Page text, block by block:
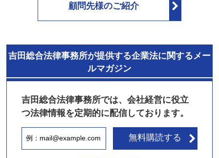
顧問先様のご紹介
吉田総合法律事務所が提供する企業法に関するメー
ルマガジン
吉田総合法律事務所では、会社経営に役立
つ法律情報を定期的に配信しております。
無料購読する